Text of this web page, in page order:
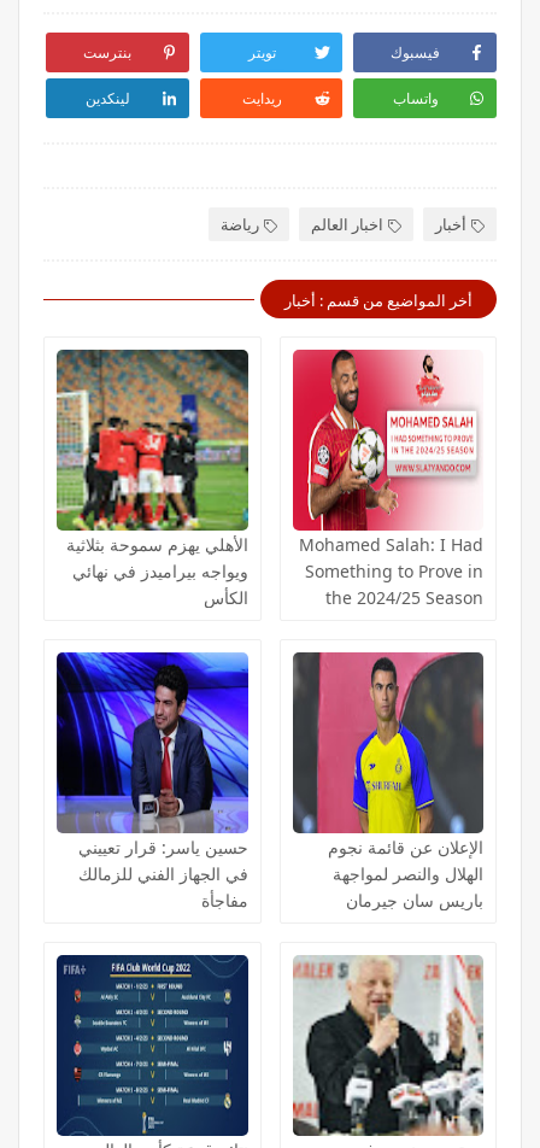
فيسبوك تويتر بنترست
واتساب ريدايت لينكدين
أخبار اخبار العالم رياضة
أخر المواضيع من قسم : أخبار
Mohamed Salah: I Had
Something to Prove in
the 2024/25 Season
الأهلي يهزم سموحة بثلاثية
ويواجه بيراميدز في نهائي
الكأس
الإعلان عن قائمة نجوم
الهلال والنصر لمواجهة
باريس سان جيرمان
حسين ياسر: قرار تعييني
في الجهاز الفني للزمالك
مفاجأة